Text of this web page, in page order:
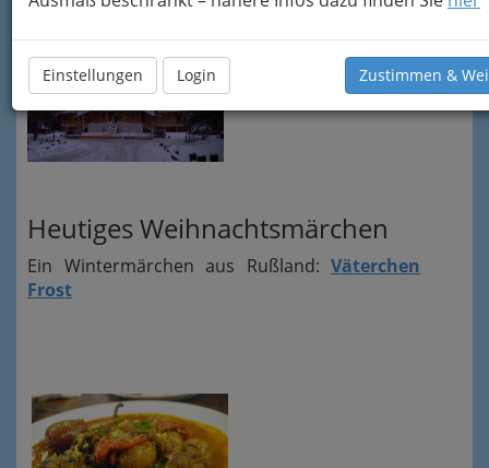
Einstellungen Login Zustimmen &
Christian Friedrich Hebbel -
Heutiges Weihnachtsmärchen
Ein Wintermärchen aus Rußland: Väterchen
Frost